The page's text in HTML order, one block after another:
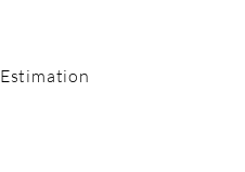
Estimation